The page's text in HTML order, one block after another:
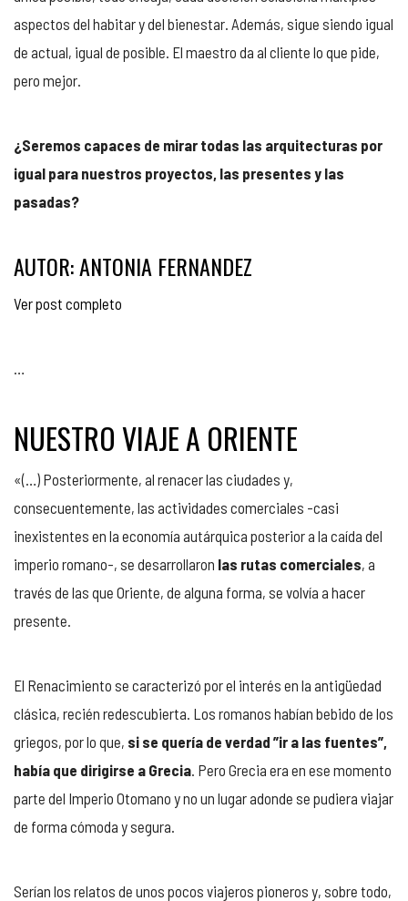
aspectos del habitar y del bienestar. Además, sigue siendo igual
de actual, igual de posible. El maestro da al cliente lo que pide,
pero mejor.
¿Seremos capaces de mirar todas las arquitecturas por
igual para nuestros proyectos, las presentes y las
pasadas?
AUTOR: ANTONIA FERNANDEZ
Ver post completo
NUESTRO VIAJE A ORIENTE
«(…) Posteriormente, al renacer las ciudades y,
consecuentemente, las actividades comerciales -casi
inexistentes en la economía autárquica posterior a la caída del
imperio romano-, se desarrollaron las rutas comerciales, a
través de las que Oriente, de alguna forma, se volvía a hacer
presente.
El Renacimiento se caracterizó por el interés en la antigüedad
clásica, recién redescubierta. Los romanos habían bebido de los
griegos, por lo que, si se quería de verdad ”ir a las fuentes”,
había que dirigirse a Grecia . Pero Grecia era en ese momento
parte del Imperio Otomano y no un lugar adonde se pudiera viajar
de forma cómoda y segura.
Serían los relatos de unos pocos viajeros pioneros y, sobre todo,